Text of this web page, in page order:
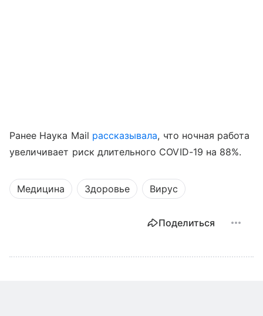
Ранее Наука Mail рассказывала, что ночная работа
увеличивает риск длительного COVID-19 на 88%.
Медицина Здоровье Вирус
Поделиться